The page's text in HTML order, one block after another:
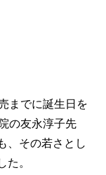
までに誕生日を
の友永淳子先
、その若さとし
た。